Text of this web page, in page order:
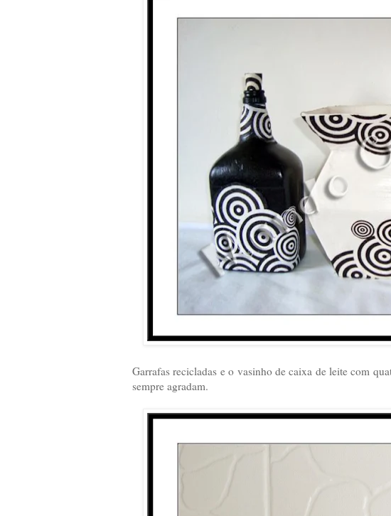
Garrafas recicladas e o vasinho de caixa de leite com
sempre agradam.